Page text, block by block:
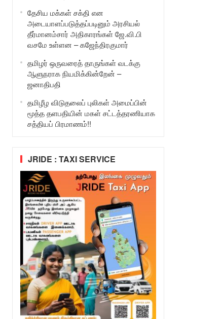
தேசிய மக்கள் சக்தி என
அடையாளப்படுத்தப்படினும் அரசியல்
தீர்மானம்சார் அதிகாரங்கள் ஜே.வி.பி
வசமே உள்ளன – கஜேந்திரகுமார்
தமிழர் ஒருவரைத் தாருங்கள் வடக்கு
ஆளுநராக நியமிக்கின்றேன் –
ஜனாதிபதி
தமிழீழ விடுதலைப் புலிகள் அமைப்பின்
மூத்த தளபதியின் மகள் சட்டத்தரணியாக
சத்தியப் பிரமாணம்!!
JRIDE : TAXI SERVICE